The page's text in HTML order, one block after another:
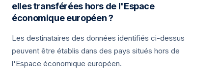
elles transférées hors de l'Espace
économique européen ?
Les destinataires des données identifiés ci-dessus
peuvent être établis dans des pays situés hors de
l'Espace économique européen.